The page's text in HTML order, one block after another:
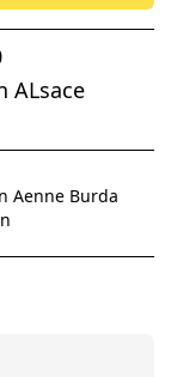
ALsace
Aenne Burda